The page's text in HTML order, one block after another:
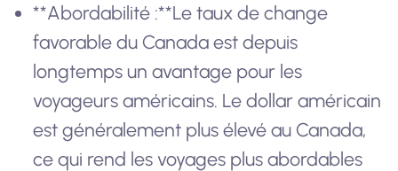
**Abordabilité :**Le taux de change
favorable du Canada est depuis
longtemps un avantage pour les
voyageurs américains. Le dollar américain
est généralement plus élevé au Canada,
ce qui rend les voyages plus abordables